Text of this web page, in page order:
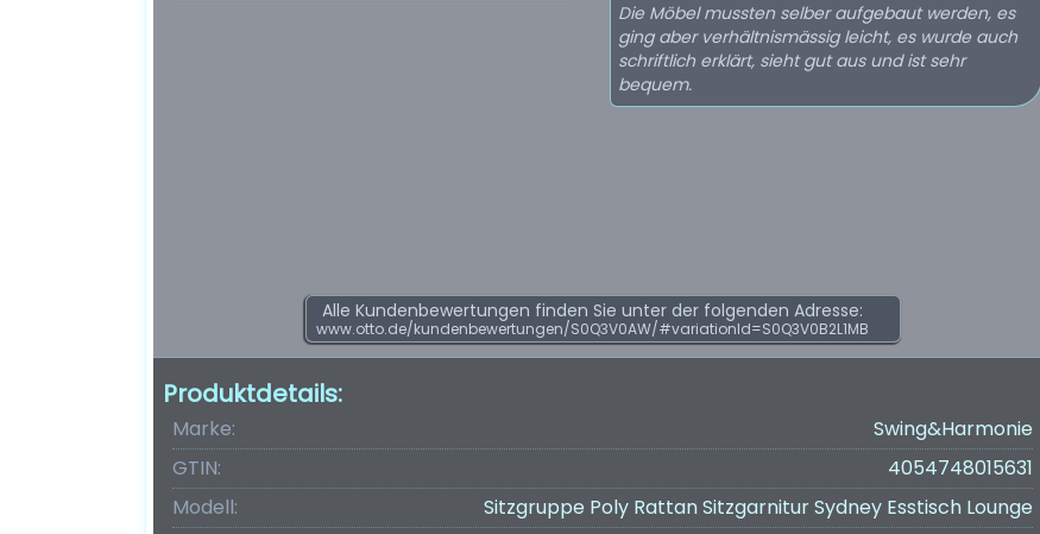
Die Möbel mussten selber aufgebaut werden, es
ging aber verhältnismässig leicht, es wurde auch
schriftlich erklärt, sieht gut aus und ist sehr
bequem.
Alle Kundenbewertungen finden Sie unter der folgenden Adresse:
www.otto.de/kundenbewertungen/S0Q3V0AW/#variationId=S0Q3V0B2L1MB
Produktdetails:
Marke:
Swing&Harmonie
GTIN:
4054748015631
Modell:
Sitzgruppe Poly Rattan Sitzgarnitur Sydney Esstisch Lounge